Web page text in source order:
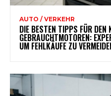
AUTO / VERKEHR
DIE BESTEN TIPPS FÜR DEN
GEBRAUCHTMOTOREN:
UM FEHLKÄUFE ZU